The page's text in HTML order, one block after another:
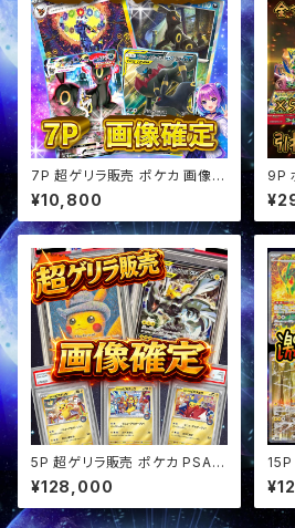
7P 超ゲリラ販売 ポケカ 画像確
定 オリパ
¥10,800
9P
定
5P 超ゲリラ販売 ポケカ PSA1
0画像確定 オリパ
¥128,000
オ